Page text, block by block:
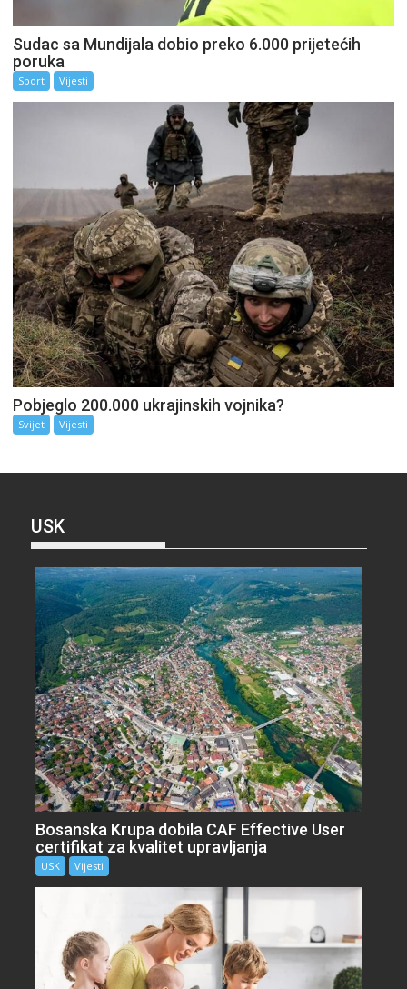
Sudac sa Mundijala dobio preko 6.000 prijetećih
poruka
Sport Vijesti
Pobjeglo 200.000 ukrajinskih vojnika?
Svijet Vijesti
USK
Bosanska Krupa dobila CAF Effective User
certifikat za kvalitet upravljanja
USK Vijesti